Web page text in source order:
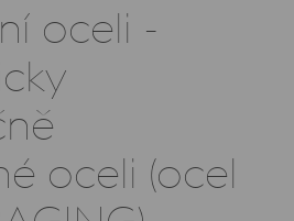
oceli -
oceli (ocel